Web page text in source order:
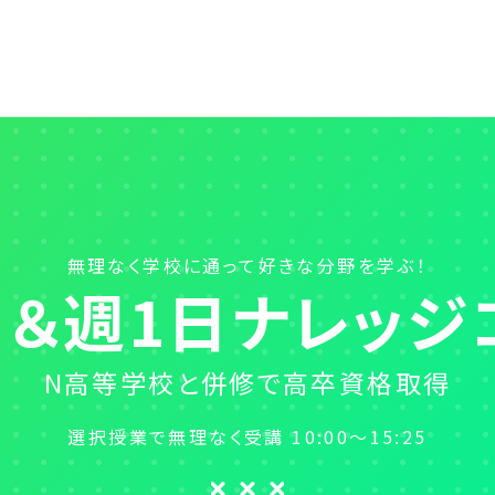
分野一覧
高校卒業後の進路
スクールライフ
入学案内
ご支援をお考えの方
保護者の方へ
よくあるご質問
無理なく学校に通って好きな分野を学ぶ！
週1日ナレッジ
N高等学校と併修で高卒資格取得
選択授業で無理なく受講 10:00～15:25